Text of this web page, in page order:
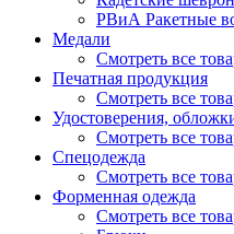
РВиА Ракетные
Медали
Смотреть все
Печатная продукция
Смотреть все
Удостоверения,
Смотреть все
Спецодежда
Смотреть все
Форменная одежда
Смотреть все